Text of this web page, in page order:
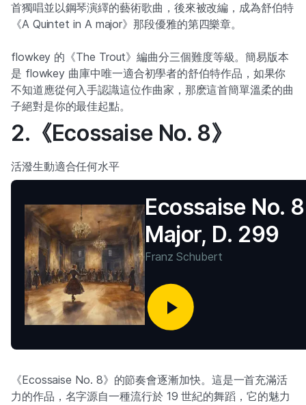
首獨唱並以鋼琴演繹的藝術歌曲，後來被改編，成為舒伯特
《A Quintet in A major》那段優雅的第四樂章。
flowkey 的《The Trout》編曲分三個難度等級。簡易版本
是 flowkey 曲庫中唯一適合初學者的舒伯特作品，如果你
不知道應從何入手認識這位作曲家，那麽這首簡單溫柔的曲
子絕對是你的最佳起點。
2.《Ecossaise No. 8》
活潑生動適合任何水平
Ecossaise No.
Major, D. 299
Franz Schubert
《Ecossaise No. 8》的節奏會逐漸加快。這是一首充滿活
力的作品，名字源自一種流行於 19 世紀的舞蹈，它的魅力